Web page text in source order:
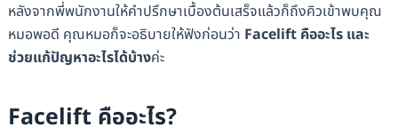
หลังจากพี่พนักงานให้คำปรึกษาเบื้องต้นเสร็จแล้วก็ถึงคิวเข้าพบคุณ
หมอพอดี คุณหมอก็จะอธิบายให้ฟังก่อนว่า Facelift คืออะไร และ
ช่วยแก้ปัญหาอะไรได้บ้างค่ะ
Facelift คืออะไร?